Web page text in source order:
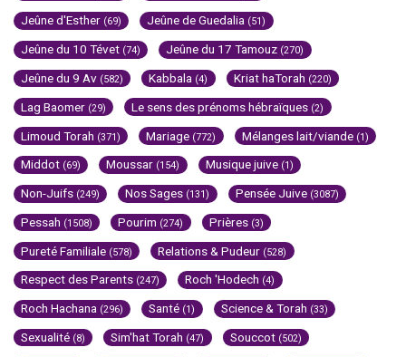
Jeûne d'Esther (69) Jeûne de Guedalia (51)
Jeûne du 10 Tévet (74) Jeûne du 17 Tamouz (270)
Jeûne du 9 Av (582) Kabbala (4) Kriat haTorah (220)
Lag Baomer (29) Le sens des prénoms hébraïques (2)
Limoud Torah (371) Mariage (772) Mélanges lait/viande (1)
Middot (69) Moussar (154) Musique juive (1)
Non-Juifs (249) Nos Sages (131) Pensée Juive (3087)
Pessah (1508) Pourim (274) Prières (3)
Pureté Familiale (578) Relations & Pudeur (528)
Respect des Parents (247) Roch 'Hodech (4)
Roch Hachana (296) Santé (1) Science & Torah (33)
Sexualité (8) Sim'hat Torah (47) Souccot (502)